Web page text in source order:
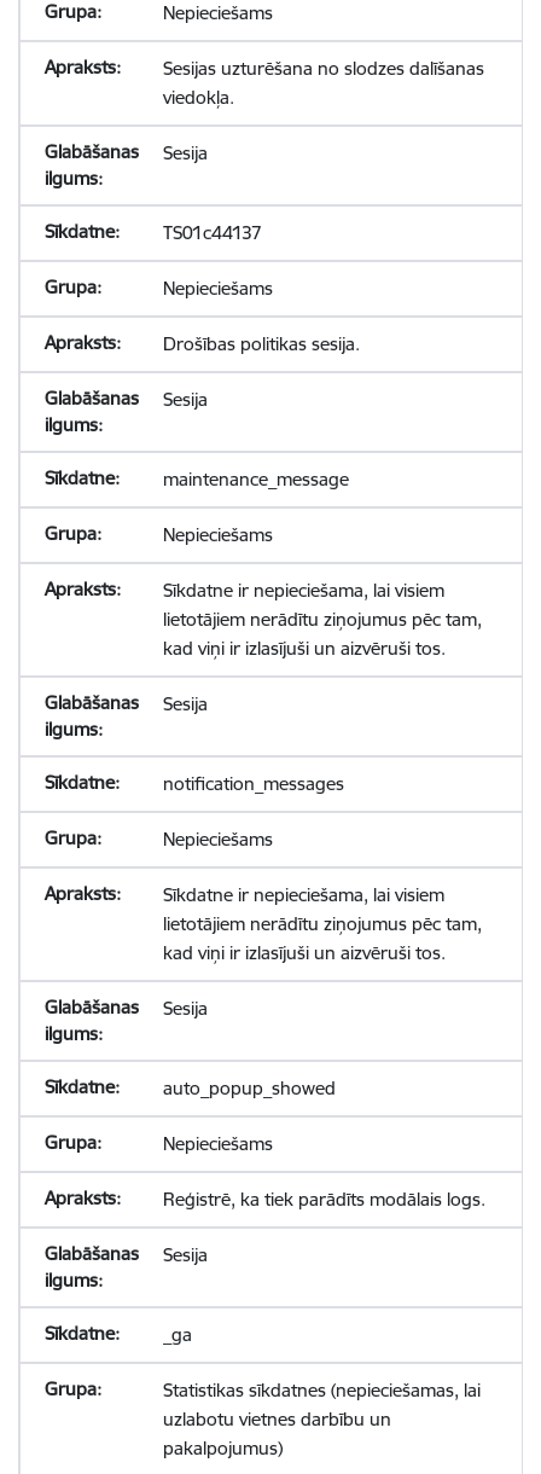
Nepieciešams
Sesijas uzturēšana no slodzes dalīšanas
viedokļa.
Sesija
TS01c44137
Nepieciešams
Drošības politikas sesija.
Sesija
maintenance_message
Nepieciešams
Sīkdatne ir nepieciešama, lai visiem
lietotājiem nerādītu ziņojumus pēc tam,
kad viņi ir izlasījuši un aizvēruši tos.
Sesija
notification_messages
Nepieciešams
Sīkdatne ir nepieciešama, lai visiem
lietotājiem nerādītu ziņojumus pēc tam,
kad viņi ir izlasījuši un aizvēruši tos.
Sesija
auto_popup_showed
Nepieciešams
Reģistrē, ka tiek parādīts modālais logs.
Sesija
_ga
Statistikas sīkdatnes (nepieciešamas, lai
uzlabotu vietnes darbību un
pakalpojumus)